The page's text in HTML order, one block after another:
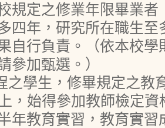
規定之修業年限畢業
四年，研究所在職生
自行負責。（依本校
參加甄選。）
之學生，修畢規定之教
，始得參加教師檢定
年教育實習，教育實